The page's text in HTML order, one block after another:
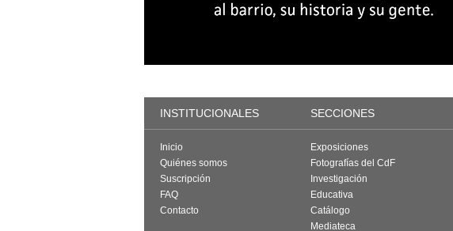
INSTITUCIONALES SECCIONES
Inicio
Quiénes somos
Suscripción
FAQ
Contacto
Exposiciones
Fotografías del CdF
Investigación
Educativa
Catálogo
Mediateca